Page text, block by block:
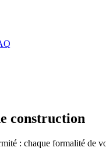
construction
: chaque formalité de